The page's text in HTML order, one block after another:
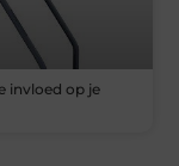
invloed op je